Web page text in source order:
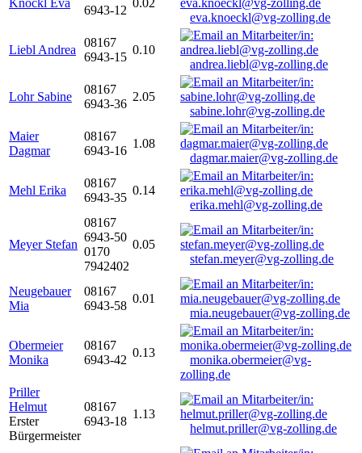
Knöckl Eva
6943-12
0.02
eva.knoeckl@vg-zolling.de
Liebl Andrea
08167
6943-15
0.10
andrea.liebl@vg-zolling.de
Lohr Sabine
08167
6943-36
2.05
sabine.lohr@vg-zolling.de
Maier
Dagmar
08167
6943-16
1.08
dagmar.maier@vg-zolling.de
Mehl Erika
08167
6943-35
0.14
erika.mehl@vg-zolling.de
Meyer Stefan
08167
6943-50
0170
7942402
0.05
stefan.meyer@vg-zolling.de
Neugebauer
Mia
08167
6943-58
0.01
mia.neugebauer@vg-zolling.de
Obermeier
Monika
08167
6943-42
0.13
monika.obermeier@vg-
zolling.de
Priller
Helmut
Erster
Bürgermeister
08167
6943-18
1.13
helmut.priller@vg-zolling.de